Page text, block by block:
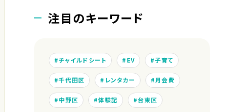
注目のキーワード
チャイルドシート EV 子育て
千代田区 レンタカー 月会費
中野区 体験記 台東区